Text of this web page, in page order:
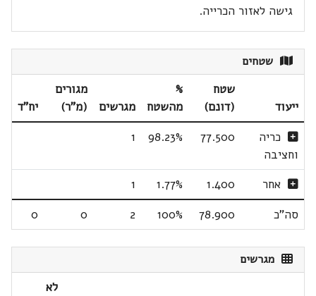
גישה לאזור הכרייה.
שטחים
ייעוד
שטח
(דונם)
%
מהשטח
מגרשים
מגורים
(מ"ר)
יח"ד
כריה
וחציבה
77.500
98.23%
1
אחר 1.400
1.77%
1
סה"כ
78.900
100%
2
0
0
מגרשים
לא